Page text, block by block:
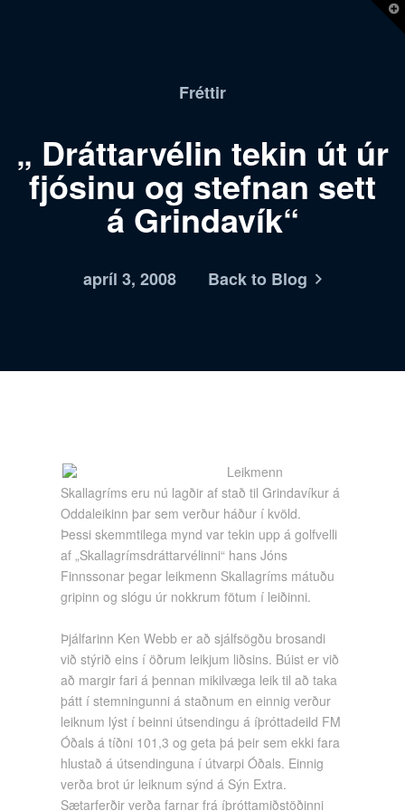
Fréttir
„ Dráttarvélin tekin út úr
fjósinu og stefnan sett
á Grindavík“
apríl 3, 2008 Back to Blog
Leikmenn
Skallagríms eru nú lagðir af stað til Grindavíkur á
Oddaleikinn þar sem verður háður í kvöld.
Þessi skemmtilega mynd var tekin upp á golfvelli
af „Skallagrímsdráttarvélinni“ hans Jóns
Finnssonar þegar leikmenn Skallagríms mátuðu
gripinn og slógu úr nokkrum fötum í leiðinni.
Þjálfarinn Ken Webb er að sjálfsögðu brosandi
við stýrið eins í öðrum leikjum liðsins. Búist er við
að margir fari á þennan mikilvæga leik til að taka
þátt í stemningunni á staðnum en einnig verður
leiknum lýst í beinni útsendingu á íþróttadeild FM
Óðals á tíðni 101,3 og geta þá þeir sem ekki fara
hlustað á útsendinguna í útvarpi Óðals. Einnig
verða brot úr leiknum sýnd á Sýn Extra.
Sætarferðir verða farnar frá íþróttamiðstöðinni